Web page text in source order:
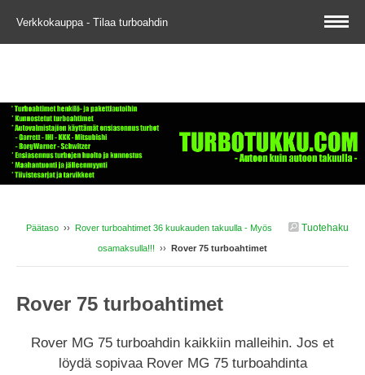
Verkkokauppa - Tilaa turboahdin
Tuotehaku
Päätaso ›› Rover turboahtimet 36 kuukauden takuulla - Myös
osamaksulla!!! ›› Rover 75 turboahtimet
Rover 75 turboahtimet
Rover MG 75 turboahdin kaikkiin malleihin. Jos et
löydä sopivaa Rover MG 75 turboahdinta